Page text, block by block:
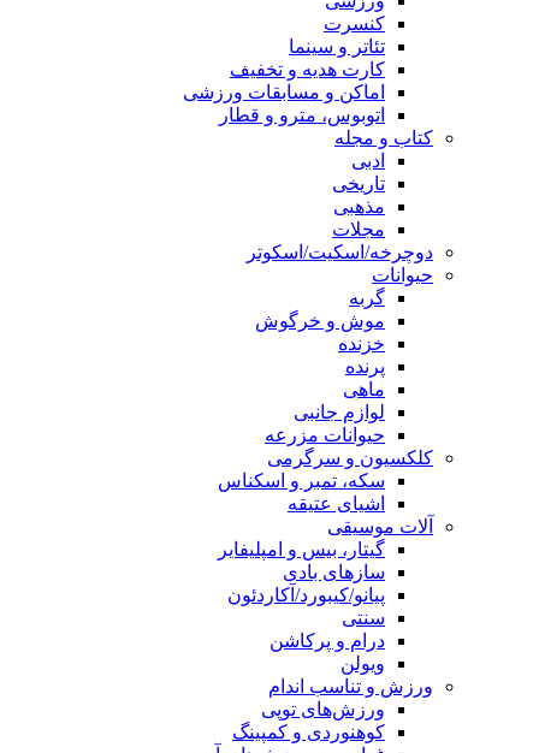
کنسرت
تئاتر و سینما
کارت هدیه و تخفیف
اماکن و مسابقات ورزشی
اتوبوس، مترو و قطار
کتاب و مجله
ادبی
تاریخی
مذهبی
مجلات
دوچرخه/اسکیت/اسکوتر
حیوانات
گربه
موش و خرگوش
خزنده
پرنده
ماهی
لوازم جانبی
حیوانات مزرعه
کلکسیون و سرگرمی
سکه، تمبر و اسکناس
اشیای عتیقه
آلات موسیقی
گیتار، بیس و امپلیفایر
سازهای بادی
پیانو/کیبورد/آکاردئون
سنتی
درام و پرکاشن
ویولن
ورزش و تناسب اندام
ورزش‌های توپی
کوهنوردی و کمپینگ